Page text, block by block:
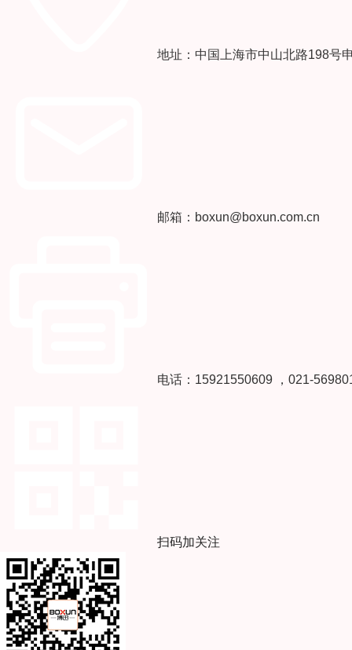
地址：中国上海市中山北路198号
邮箱：boxun@boxun.com.cn
电话：15921550609 ，021-
扫码加关注